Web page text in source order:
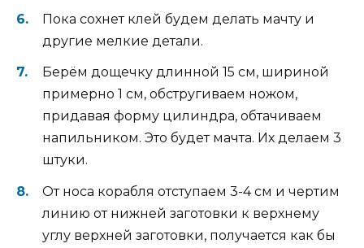
Пока сохнет клей будем делать мачту и
другие мелкие детали.
Берём дощечку длинной 15 см, шириной
примерно 1 см, обстругиваем ножом,
придавая форму цилиндра, обтачиваем
напильником. Это будет мачта. Их делаем 3
штуки.
От носа корабля отступаем 3-4 см и чертим
линию от нижней заготовки к верхнему
углу верхней заготовки, получается как бы